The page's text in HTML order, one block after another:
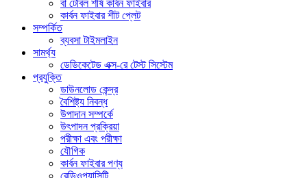
বা টেবিল শীর্ষ কার্বন ফাইবার
কার্বন ফাইবার শীট প্লেট
সম্পর্কিত
ব্যবসা টাইমলাইন
সামর্থ্য
ডেডিকেটেড এক্স-রে টেস্ট সিস্টেম
প্রযুক্তি
ডাউনলোড কেন্দ্র
বৈশিষ্ট্য নিবন্ধ
উপাদান সম্পর্কে
উৎপাদন প্রক্রিয়া
পরীক্ষা এবং পরীক্ষা
যৌগিক
কার্বন ফাইবার পণ্য
রেডিওপ্যাসিটি